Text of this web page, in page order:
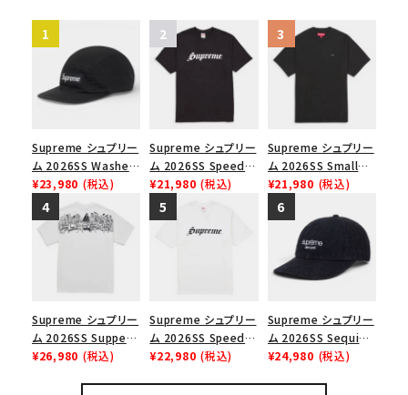
Supreme シュプリー
ム 2026SS Washed
Chino Twill Camp
Cap ウォッシュド チ
ノツイル キャンプキャ
ップ ブラック
¥23,980 (税込)
Supreme シュプリー
ム 2026SS Speed
Tee スピードTシャツ
ブラック
¥21,980 (税込)
Supreme シュプリー
ム 2026SS Small
Box Tee スモールボ
ックスTシャツ ブラッ
ク
¥21,980 (税込)
Supreme シュプリー
ム 2026SS Supper
Tee サパーTシャツ
¥26,980 (税込)
Supreme シュプリー
ム 2026SS Speed
Tee スピードTシャツ
¥22,980 (税込)
Supreme シュプリー
ム 2026SS Sequin
Denim Classic
¥24,980 (税込)